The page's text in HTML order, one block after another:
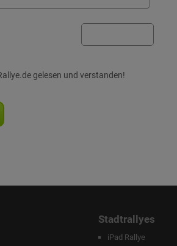
gelesen und verstanden!
Stadtrallyes
iPad Rallye